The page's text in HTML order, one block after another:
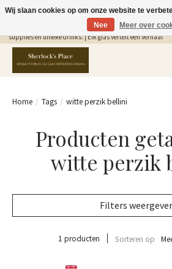
Gratis Verzending in NL vanaf €75,- | Sherlocks Place: dé
supplies en unieke drinks. | Elk glas vertelt een verhaal
Home / Tags / witte perzik bellini
Producten
witte perzik
Filters
1 producten Sorteren op
Wij slaan cookies op om onze website te
Nee
Meer over